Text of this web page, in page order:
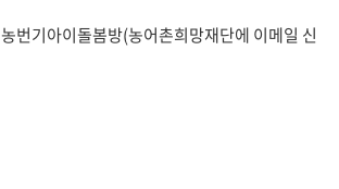
농번기아이돌봄방(농어촌희망재단에 이메일 신